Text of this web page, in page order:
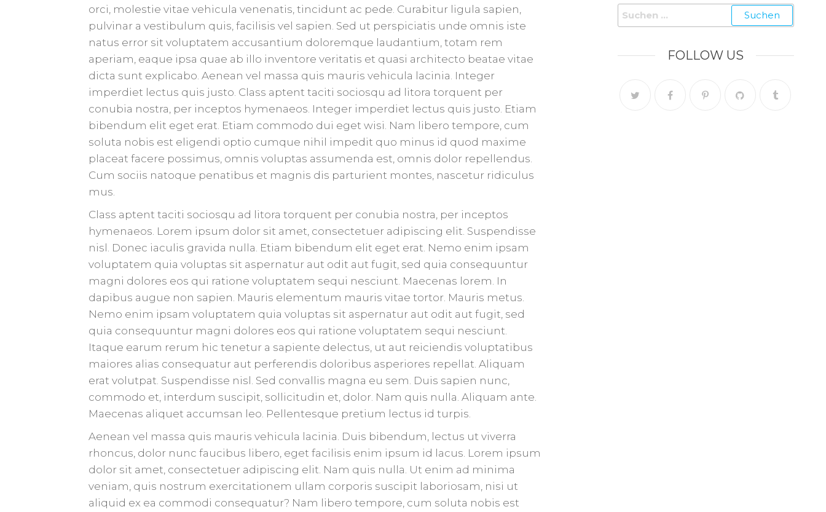
orci, molestie vitae vehicula venenatis, tincidunt ac pede. Curabitur ligula sapien,
pulvinar a vestibulum quis, facilisis vel sapien. Sed ut perspiciatis unde omnis iste
natus error sit voluptatem accusantium doloremque laudantium, totam rem
aperiam, eaque ipsa quae ab illo inventore veritatis et quasi architecto beatae vitae
dicta sunt explicabo. Aenean vel massa quis mauris vehicula lacinia. Integer
imperdiet lectus quis justo. Class aptent taciti sociosqu ad litora torquent per
conubia nostra, per inceptos hymenaeos. Integer imperdiet lectus quis justo. Etiam
bibendum elit eget erat. Etiam commodo dui eget wisi. Nam libero tempore, cum
soluta nobis est eligendi optio cumque nihil impedit quo minus id quod maxime
placeat facere possimus, omnis voluptas assumenda est, omnis dolor repellendus.
Cum sociis natoque penatibus et magnis dis parturient montes, nascetur ridiculus
mus.
Class aptent taciti sociosqu ad litora torquent per conubia nostra, per inceptos
hymenaeos. Lorem ipsum dolor sit amet, consectetuer adipiscing elit. Suspendisse
nisl. Donec iaculis gravida nulla. Etiam bibendum elit eget erat. Nemo enim ipsam
voluptatem quia voluptas sit aspernatur aut odit aut fugit, sed quia consequuntur
magni dolores eos qui ratione voluptatem sequi nesciunt. Maecenas lorem. In
dapibus augue non sapien. Mauris elementum mauris vitae tortor. Mauris metus.
Nemo enim ipsam voluptatem quia voluptas sit aspernatur aut odit aut fugit, sed
quia consequuntur magni dolores eos qui ratione voluptatem sequi nesciunt.
Itaque earum rerum hic tenetur a sapiente delectus, ut aut reiciendis voluptatibus
maiores alias consequatur aut perferendis doloribus asperiores repellat. Aliquam
erat volutpat. Suspendisse nisl. Sed convallis magna eu sem. Duis sapien nunc,
commodo et, interdum suscipit, sollicitudin et, dolor. Nam quis nulla. Aliquam ante.
Maecenas aliquet accumsan leo. Pellentesque pretium lectus id turpis.
Aenean vel massa quis mauris vehicula lacinia. Duis bibendum, lectus ut viverra
rhoncus, dolor nunc faucibus libero, eget facilisis enim ipsum id lacus. Lorem ipsum
dolor sit amet, consectetuer adipiscing elit. Nam quis nulla. Ut enim ad minima
veniam, quis nostrum exercitationem ullam corporis suscipit laboriosam, nisi ut
aliquid ex ea commodi consequatur? Nam libero tempore, cum soluta nobis est
FOLLOW US